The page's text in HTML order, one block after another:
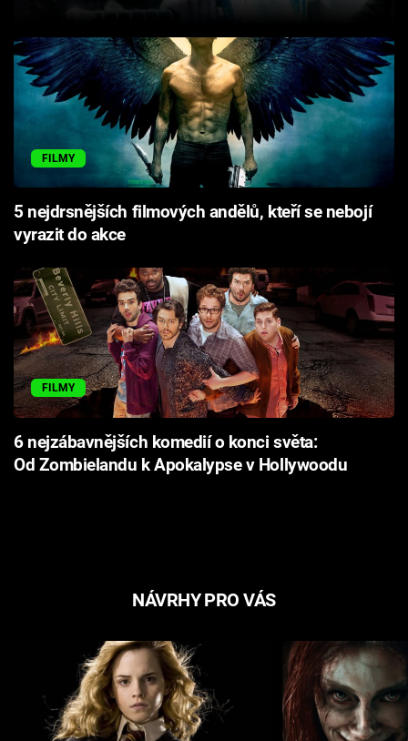
TV Program
Sledujte prima+
Přihlášení
Sledujte nás
FILMY
5 nejdrsnějších filmových andělů, kteří se nebojí
vyrazit do akce
FILMY
6 nejzábavnějších komedií o konci světa:
Od Zombielandu k Apokalypse v Hollywoodu
NÁVRHY PRO VÁS